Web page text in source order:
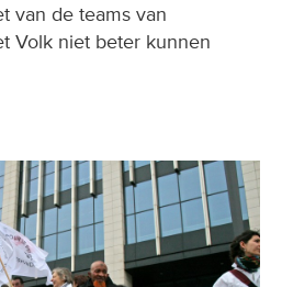
van de teams van
Volk niet beter kunnen